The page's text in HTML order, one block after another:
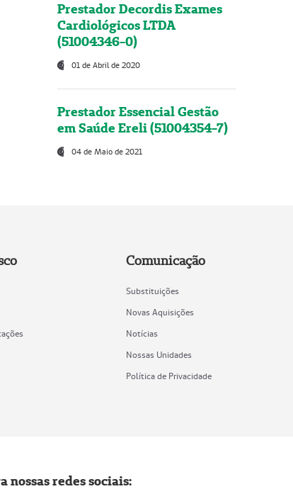
Prestador Decordis Exames
Cardiológicos LTDA
(51004346-0)
01 de Abril de 2020
Prestador Essencial Gestão
em Saúde Ereli (51004354-7)
04 de Maio de 2021
Comunicação
Substituições
Novas Aquisições
Notícias
Nossas Unidades
Política de Privacidade
nossas redes sociais: